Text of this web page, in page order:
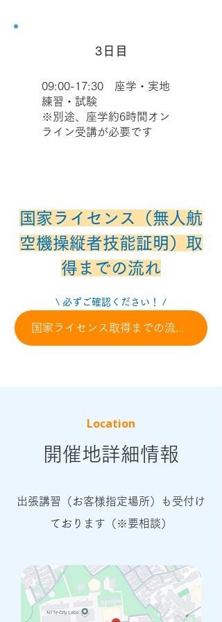
3日目
09:00-17:30 座学・実地
練習・試験
※別途、座学約6時間オン
ライン受講が必要です
国家ライセンス（無人航
空機操縦者技能証明）取
得までの流れ
\ 必ずご確認ください！ /
Location
開催地詳細情報
出張講習（お客様指定場所）も受付け
ております（※要相談）